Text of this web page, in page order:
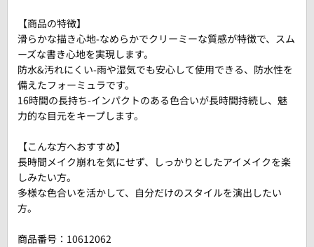
【商品の特徴】
滑らかな描き心地-なめらかでクリーミーな質感が特徴で、スム
ーズな書き心地を実現します。
防水&汚れにくい-雨や湿気でも安心して使用できる、防水性を
備えたフォーミュラです。
16時間の長持ち-インパクトのある色合いが長時間持続し、魅
力的な目元をキープします。
【こんな方へおすすめ】
長時間メイク崩れを気にせず、しっかりとしたアイメイクを楽
しみたい方。
多様な色合いを活かして、自分だけのスタイルを演出したい
方。
商品番号： 10612062